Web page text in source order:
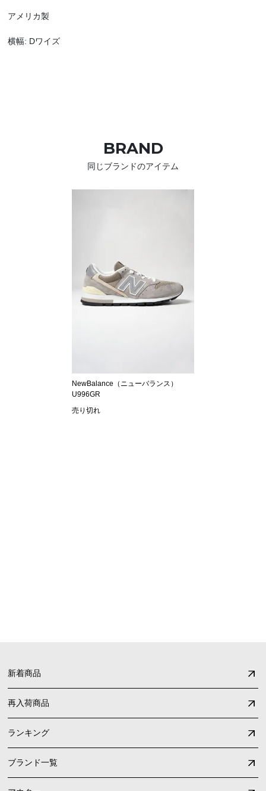
アメリカ製
横幅: Dワイズ
BRAND
同じブランドのアイテム
NewBalance（ニューバランス）
U996GR
売り切れ
新着商品
再入荷商品
ランキング
ブランド一覧